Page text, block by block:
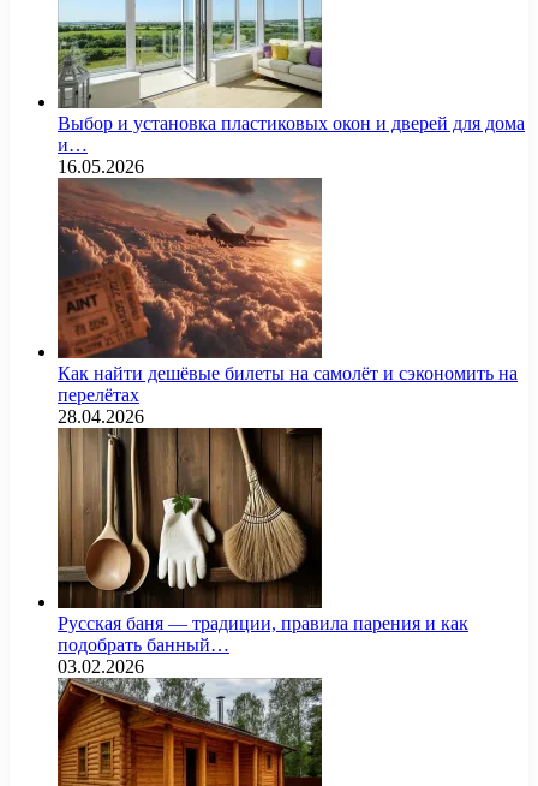
Выбор и установка пластиковых окон и дверей для дома
и…
16.05.2026
Как найти дешёвые билеты на самолёт и сэкономить на
перелётах
28.04.2026
Русская баня — традиции, правила парения и как
подобрать банный…
03.02.2026